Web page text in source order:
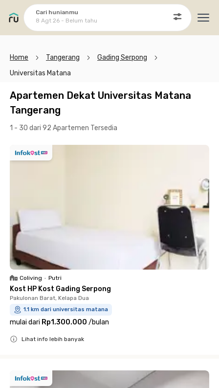
Cari hunianmu
8 Agt 26 - Belum tahu
Home Tangerang
Gading Serpong
Universitas Matana
Apartemen Dekat Universitas Matana
Tangerang
1 - 30 dari 92 Apartemen Tersedia
Coliving • Putri
Kost HP Kost Gading Serpong
Pakulonan Barat, Kelapa Dua
1.1 km dari universitas matana
mulai dari Rp1.300.000 /bulan
Lihat info lebih banyak